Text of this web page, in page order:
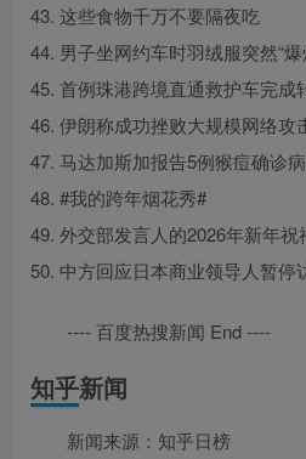
43. 这些食物千万不要隔夜吃
44. 男子坐网约车时羽绒服突然“爆
45. 首例珠港跨境直通救护车完成
46. 伊朗称成功挫败大规模网络攻
47. 马达加斯加报告5例猴痘确诊
48. #我的跨年烟花秀#
49. 外交部发言人的2026年新年祝
50. 中方回应日本商业领导人暂停
---- 百度热搜新闻 End ----
知乎新闻
新闻来源：知乎日榜